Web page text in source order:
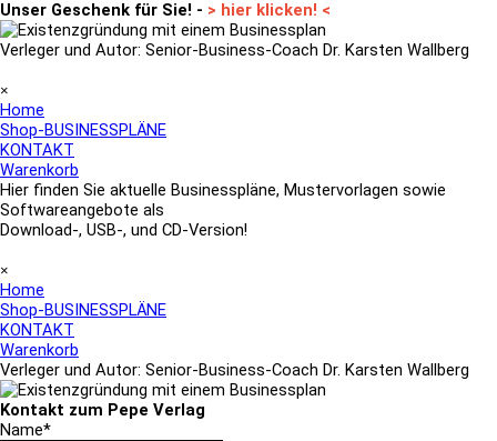
Direkt zum Seiteninhalt
Unser Geschenk für Sie! - > hier klicken! <
Verleger und Autor: Senior-Business-Coach Dr. Karsten Wallberg
×
Home
Shop-BUSINESSPLÄNE
KONTAKT
Warenkorb
Hier finden Sie aktuelle Businesspläne, Mustervorlagen sowie
Softwareangebote als
Download-, USB-, und CD-Version!
×
Home
Shop-BUSINESSPLÄNE
KONTAKT
Warenkorb
Verleger und Autor: Senior-Business-Coach Dr. Karsten Wallberg
Kontakt zum Pepe Verlag
Name*